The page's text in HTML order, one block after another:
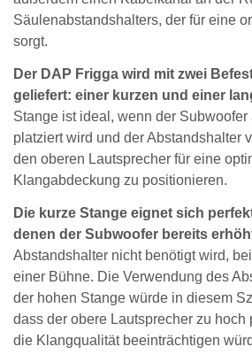
Säulenabstandshalters, der für eine
sorgt.
Der DAP Frigga wird mit zwei
geliefert: einer kurzen und einer
Stange ist ideal, wenn der Subwoofer
platziert wird und der Abstandshalter
den oberen Lautsprecher für eine
Klangabdeckung zu positionieren.
Die kurze Stange eignet sich
denen der Subwoofer bereits
Abstandshalter nicht benötigt wird,
einer Bühne. Die Verwendung des
der hohen Stange würde in diesem
dass der obere Lautsprecher zu hoch
die Klangqualität beeinträchtigen